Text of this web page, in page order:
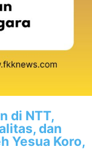
di NTT,
dan
Yesua Koro,